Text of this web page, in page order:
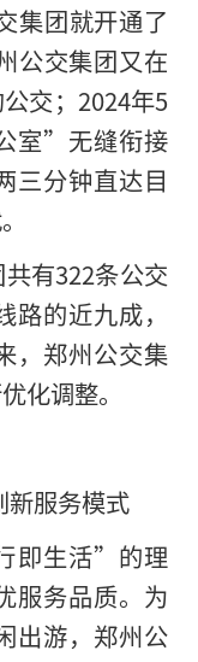
集团就开通了
公交集团又在
交；2024年5
室”无缝衔接
三分钟直达目
有322条公交
的近九成，
，郑州公交集
化调整。
新服务模式
即生活”的理
服务品质。为
出游，郑州公